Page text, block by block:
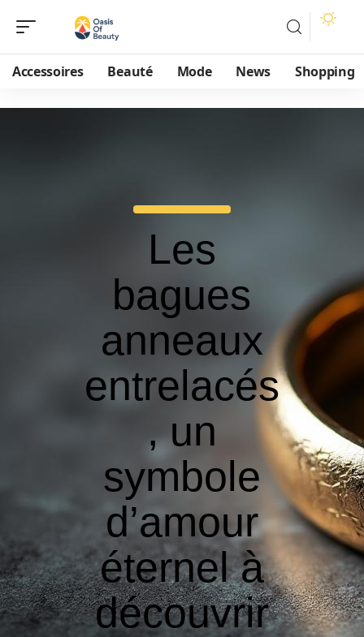
Accessoires Beauté Mode News Shopping
Les
bagues
anneaux
entrelacés
, un
symbole
d’amour
éternel à
découvrir